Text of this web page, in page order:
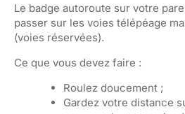
Le badge autoroute sur votre
passer sur les voies télépéage
(voies réservées).
Ce que vous devez faire :
Roulez doucement ;
Gardez votre distance